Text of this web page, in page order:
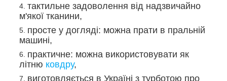
тактильне задоволення від надзвичайно
м'якої тканини,
просте у догляді: можна прати в пральній
машині,
практичне: можна використовувати як
літню ковдру,
виготовляється в Україні з турботою про